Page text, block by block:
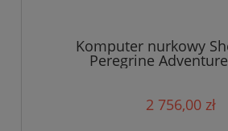
Komputer nurkowy
Peregrine
2 756,00 zł